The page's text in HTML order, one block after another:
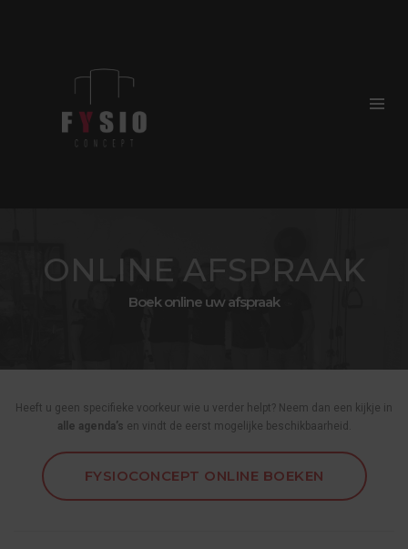
ONLINE AFSPRAAK
Boek online uw afspraak
Heeft u geen specifieke voorkeur wie u verder helpt? Neem dan een kijkje in
alle agenda’s en vindt de eerst mogelijke beschikbaarheid.
FYSIOCONCEPT ONLINE BOEKEN